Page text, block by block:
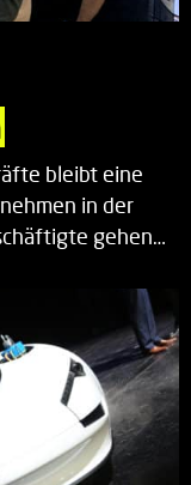
bleibt eine
in der
gehen…